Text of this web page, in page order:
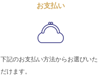
お支払い
下記のお支払い方法からお選びいた
だけます。